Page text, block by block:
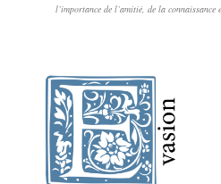
l’importance de l’amitié, de la connaissance